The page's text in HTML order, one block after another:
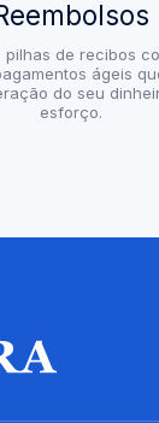
pilhas de recibos
ágeis
do seu
esforço.